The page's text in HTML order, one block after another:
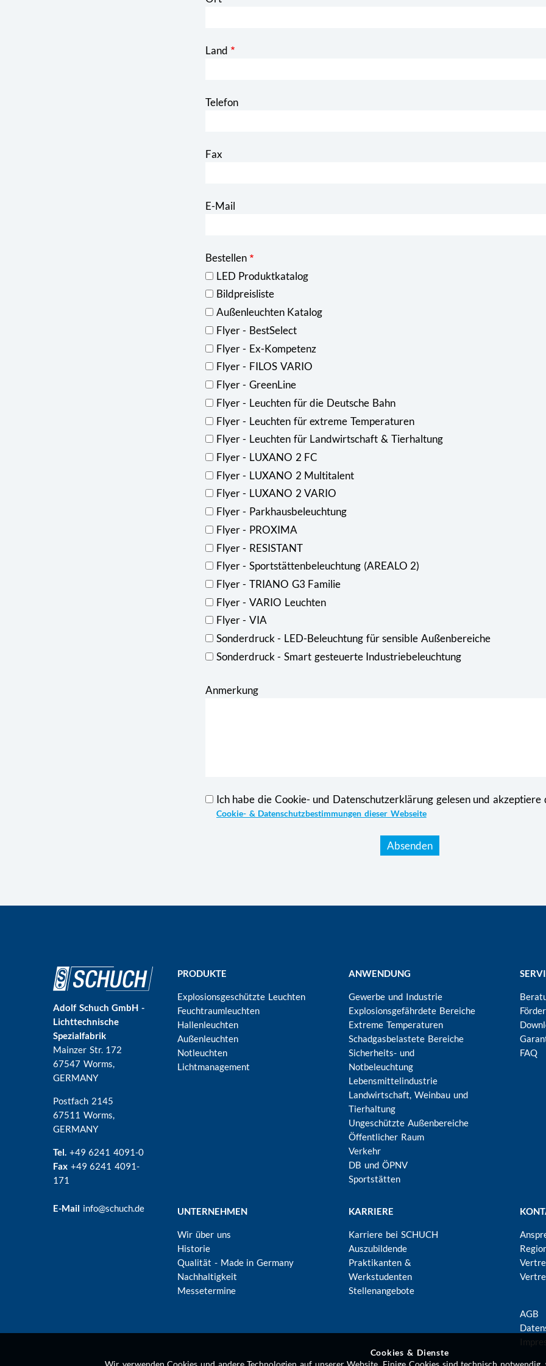
Land
Telefon
Fax
E-Mail
Bestellen
LED Produktkatalog
Bildpreisliste
Außenleuchten Katalog
Flyer - BestSelect
Flyer - Ex-Kompetenz
Flyer - FILOS VARIO
Flyer - GreenLine
Flyer - Leuchten für die Deutsche Bahn
Flyer - Leuchten für extreme Temperaturen
Flyer - Leuchten für Landwirtschaft & Tierhaltung
Flyer - LUXANO 2 FC
Flyer - LUXANO 2 Multitalent
Flyer - LUXANO 2 VARIO
Flyer - Parkhausbeleuchtung
Flyer - PROXIMA
Flyer - RESISTANT
Flyer - Sportstättenbeleuchtung (AREALO 2)
Flyer - TRIANO G3 Familie
Flyer - VARIO Leuchten
Flyer - VIA
Sonderdruck - LED-Beleuchtung für sensible Außenbereiche
Sonderdruck - Smart gesteuerte Industriebeleuchtung
Anmerkung
Ich habe die Cookie- und Datenschutzerklärung gelesen und akzeptiere
Cookie- & Datenschutzbestimmungen dieser Webseite
Adolf Schuch GmbH -
Lichttechnische
Spezialfabrik
Mainzer Str. 172
67547 Worms
GERMANY
Postfach 2145
67511 Worms,
GERMANY
Tel. +49 6241 4091-0
Fax +49 6241 4091-
171
E-Mail info@schuch.de
Hauptnavigation
PRODUKTE
Explosionsgeschützte Leuchten
Feuchtraumleuchten
Hallenleuchten
Außenleuchten
Notleuchten
Lichtmanagement
ANWENDUNG
Gewerbe und Industrie
Explosionsgefährdete Bereiche
Extreme Temperaturen
Schadgasbelastete Bereiche
Sicherheits- und
Notbeleuchtung
Lebensmittelindustrie
Landwirtschaft, Weinbau und
Tierhaltung
Ungeschützte Außenbereiche
Öffentlicher Raum
Verkehr
DB und ÖPNV
Sportstätten
FAQ
UNTERNEHMEN
Wir über uns
Historie
Qualität - Made in Germany
Nachhaltigkeit
Messetermine
KARRIERE
Karriere bei SCHUCH
Auszubildende
Praktikanten &
Werkstudenten
Stellenangebote
AGB
Cookies & Dienste
Wir verwenden Cookies und andere Technologien auf unserer Website. Einige Cookies sind technisch